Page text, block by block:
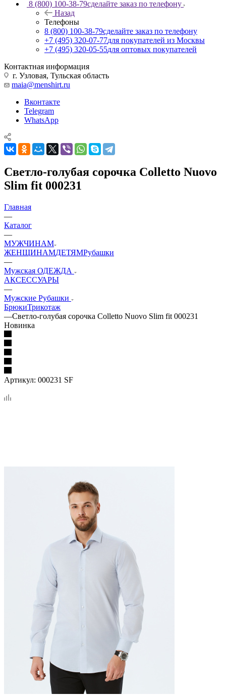
8 (800) 100-38-79сделайте заказ по телефону
Назад
Телефоны
8 (800) 100-38-79сделайте заказ по телефону
+7 (495) 320-07-77для покупателей из Москвы
+7 (495) 320-05-55для оптовых покупателей
Контактная информация
г. Узловая, Тульская область
maia@menshirt.ru
Вконтакте
Telegram
WhatsApp
Светло-голубая сорочка Colletto Nuovo
Slim fit 000231
Главная
—
Каталог
—
МУЖЧИНАМ
ЖЕНЩИНАМДЕТЯМРубашки
—
Мужская ОДЕЖДА
АКСЕССУАРЫ
—
Мужские Рубашки
БрюкиТрикотаж
—Светло-голубая сорочка Colletto Nuovo Slim fit 000231
Новинка
Артикул: 000231 SF